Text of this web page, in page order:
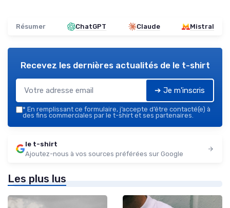
Résumer ChatGPT Claude Mistral
Recevez les dernières actualités de le t-shirt
➔ Je m'inscris
* En remplissant ce formulaire, j’accepte d’être contacté(e) à
des fins commerciales par le t-shirt et ses partenaires.
le t-shirt
Ajoutez-nous à vos sources préférées sur Google
Les plus lus